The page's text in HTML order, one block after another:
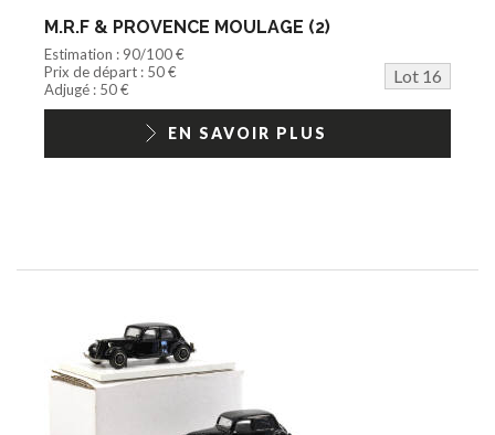
M.R.F & PROVENCE MOULAGE (2)
Estimation : 90/100 €
Prix de départ : 50 €
Lot 16
Adjugé : 50 €
EN SAVOIR PLUS